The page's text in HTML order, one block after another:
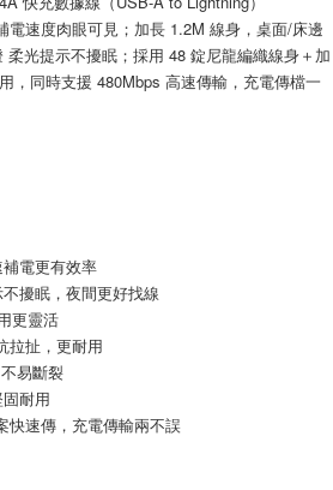
請瀏覽以下網址：
得法定代理人或監護人之同意方可使用
同意申辦者引起之損失，本公司不負相關責
時，將依據個別帳號之用戶狀況，依本公司即
停止該用戶之使用額度並採取法律行動。
電速度肉眼可見；加長 1.2M 線身，桌面/床邊
光提示不擾眠；採用 48 錠尼龍編織線身＋加
，同時支援 480Mbps 高速傳輸，充電傳檔一
電更有效率
擾眠，夜間更好找線
更靈活
拉扯，更耐用
易斷裂
耐用
快速傳，充電傳輸兩不誤